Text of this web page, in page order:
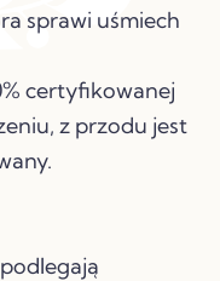
sprawi uśmiech
certyfikowanej
z przodu jest